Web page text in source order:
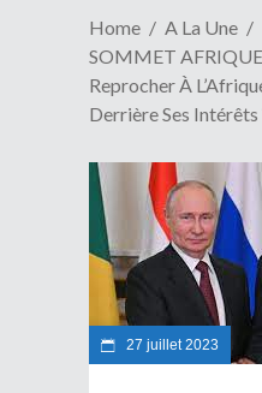
Home
A La Une
SOMMET
Reprocher À
Derrière Ses Intérêts
27 juillet 2023